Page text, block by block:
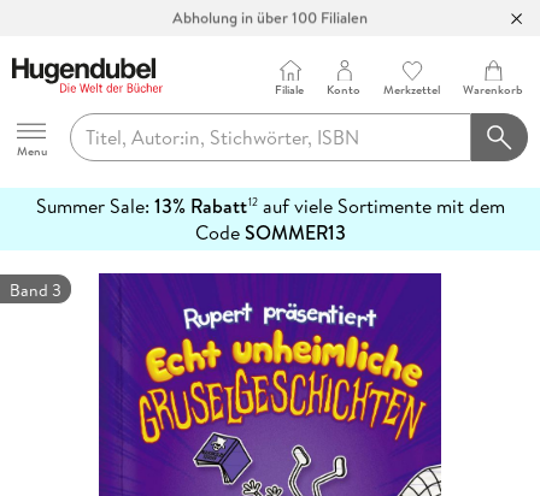
Abholung in über 100 Filialen
Hugendubel
Menu
Filiale Konto Merkzettel Warenkorb
Summer Sale: 13% Rabatt12auf viele Sortimente mit dem
CodeSOMMER13
erfahren
Band 3